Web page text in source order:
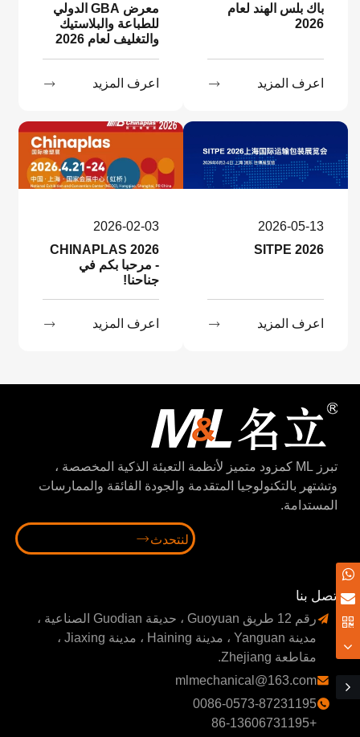
باك بلس الهند لعام
2026
اعرف المزيد 
معرض GBA الدولي
للطباعة والبلاستيك
والتغليف لعام 2026
اعرف المزيد 
2026-05-13
SITPE 2026
اعرف المزيد 
2026-02-03
CHINAPLAS 2026
- مرحبا بكم في
جناحنا!
اعرف المزيد 
تبرز ML كمزود متميز لأنظمة التعبئة الذكية المخصصة ،
وتشتهر بالتكنولوجيا المتقدمة والجودة الفائقة والممارسات
المستدامة.
لنتحدث
اتصل بنا

رقم 12 طريق Guoyuan ، حديقة Guodian الصناعية ،
مدينة Yanguan ، مدينة Haining ، مدينة Jiaxing ،
مقاطعة Zhejiang.

mlmechanical@163.com

0086-0573-87231195
+86-13606731195